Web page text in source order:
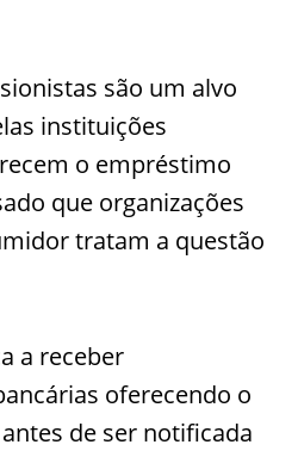
são um alvo
instituições
o empréstimo
que organizações
tratam a questão
a receber
oferecendo o
de ser notificada